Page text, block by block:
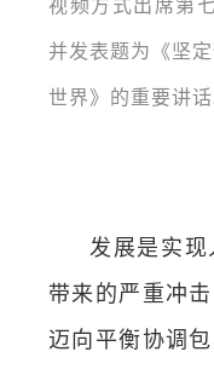
视频方式出席第
并发表题为《坚
世界》的重要讲
发展是实
带来的严重冲
迈向平衡协调